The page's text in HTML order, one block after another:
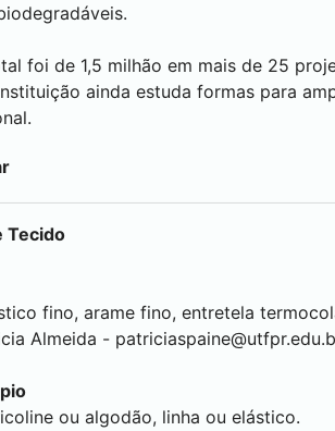
foi de 1,5 milhão em mais de 25
ainda estuda formas para
Tecido
fino, arame fino, entretela
Almeida -
ou algodão, linha ou elástico.